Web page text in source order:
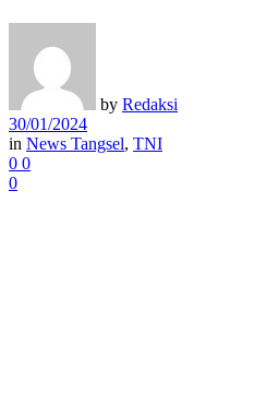
by Redaksi
30/01/2024
in News Tangsel, TNI
0 0
0